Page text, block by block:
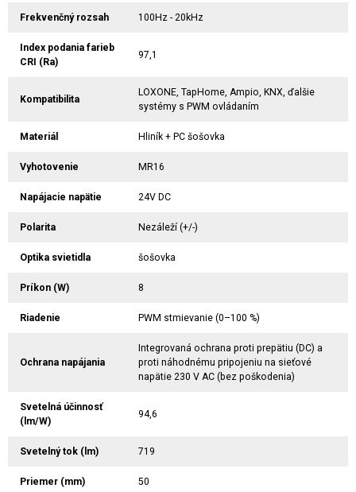
Frekvenčný rozsah 100Hz - 20kHz
Index podania farieb
CRI (Ra)
97,1
Kompatibilita
LOXONE, TapHome, Ampio, KNX, ďalšie
systémy s PWM ovládaním
Materiál Hliník + PC šošovka
Vyhotovenie MR16
Napájacie napätie 24V DC
Polarita Nezáleží (+/-)
Optika svietidla šošovka
Príkon (W) 8
Riadenie PWM stmievanie (0–100 %)
Ochrana napájania
Integrovaná ochrana proti prepätiu (DC) a
proti náhodnému pripojeniu na sieťové
napätie 230 V AC (bez poškodenia)
Svetelná účinnosť
(lm/W)
94,6
Svetelný tok (lm) 719
Priemer (mm) 50